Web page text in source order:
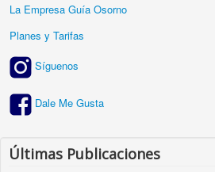
La Empresa Guía Osorno
Planes y Tarifas
Síguenos
Dale Me Gusta
Últimas Publicaciones